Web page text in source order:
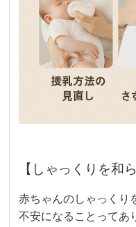
【しゃっくりを和
赤ちゃんのしゃっくり
不安になることってあ